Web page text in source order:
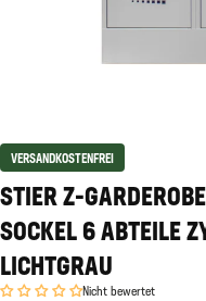
VERSANDKOSTENFREI
STIER Z-
SOCKEL 6 ABTEILE
LICHTGRAU
Nicht bewertet